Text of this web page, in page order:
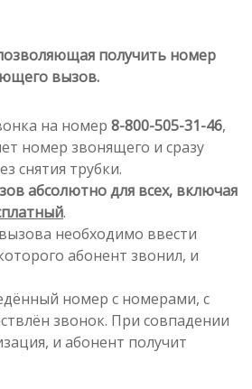
получить номер
вызов.
на номер 8-800-505-31-46,
номер звонящего и сразу
снятия трубки.
абсолютно для всех, включая
.
необходимо ввести
абонент звонил, и
номер с номерами, с
звонок. При совпадении
и абонент получит